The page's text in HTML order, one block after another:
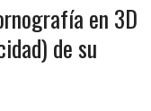
en 3D
de su